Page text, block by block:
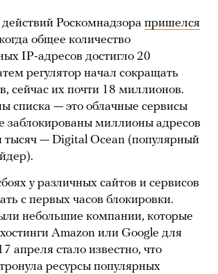
Роскомнадзора пришелся
общее количество
IP-адресов достигло 20
регулятор начал сокращать
сейчас их почти 18 миллионов.
списка — это облачные сервисы
заблокированы миллионы адресов
тысяч — Digital Ocean (популярный
у различных сайтов и сервисов
с первых часов блокировки.
небольшие компании, которые
Amazon или Google для
апреля стало известно, что
ресурсы популярных